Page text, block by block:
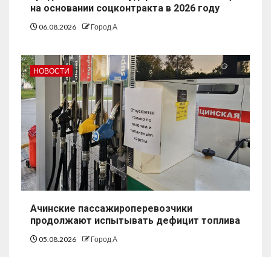
на основании соцконтракта в 2026 году
06.08.2026 Город А
НОВОСТИ
Ачинские пассажироперевозчики
продолжают испытывать дефицит топлива
05.08.2026 Город А